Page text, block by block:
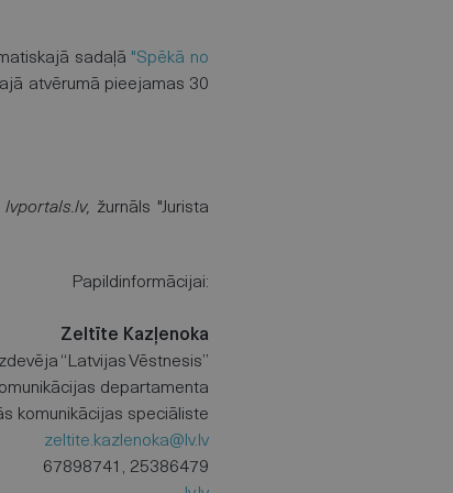
sadaļā "Spēkā no
atvērumā pieejamas 30
žurnāls "Jurista
Papildinformācijai:
Zeltīte Kazļenoka
“Latvijas Vēstnesis”
departamenta
komunikācijas speciāliste
zeltite.kazlenoka@lv.lv
67898741, 25386479